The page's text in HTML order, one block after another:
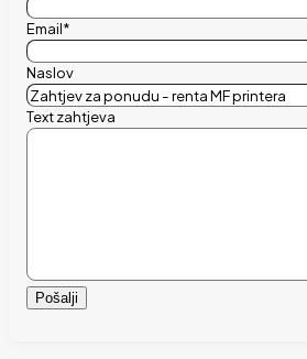
Email*
Naslov
Text zahtjeva